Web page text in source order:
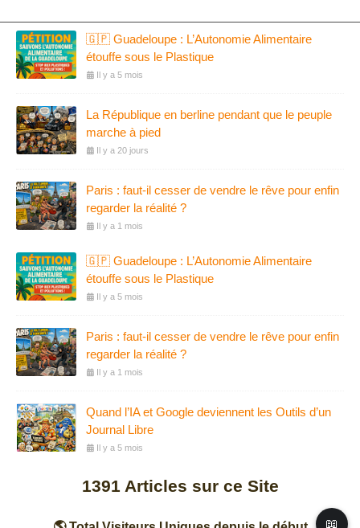
📖
🇬🇵 Guadeloupe : L’Autonomie Alimentaire
étouffe sous le Plastique
Il y a 5 mois
La République en berline pendant que le peuple
marche à pied
Il y a 20 jours
Paris : faut-il cesser de vendre le rêve pour enfin
regarder la réalité ?
Il y a 1 mois
🇬🇵 Guadeloupe : L’Autonomie Alimentaire
étouffe sous le Plastique
Il y a 5 mois
Paris : faut-il cesser de vendre le rêve pour enfin
regarder la réalité ?
Il y a 1 mois
Quand l’IA et Google deviennent les Outils d’un
Journal Libre
Il y a 5 mois
1391 Articles sur ce Site